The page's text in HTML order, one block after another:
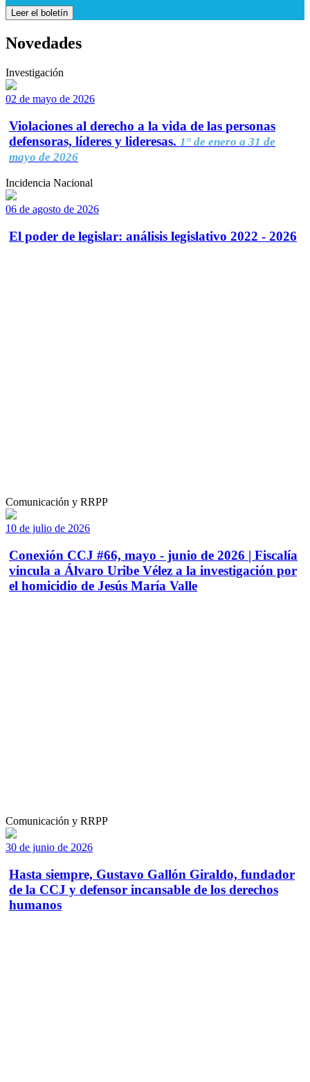
Leer el boletín
Novedades
Investigación
02 de mayo de 2026
Violaciones al derecho a la vida de las personas
defensoras, líderes y lideresas. 1° de enero a 31 de
mayo de 2026
Incidencia Nacional
06 de agosto de 2026
El poder de legislar: análisis legislativo 2022 - 2026
Comunicación y RRPP
10 de julio de 2026
Conexión CCJ #66, mayo - junio de 2026 | Fiscalía
vincula a Álvaro Uribe Vélez a la investigación por
el homicidio de Jesús María Valle
Comunicación y RRPP
30 de junio de 2026
Hasta siempre, Gustavo Gallón Giraldo, fundador
de la CCJ y defensor incansable de los derechos
humanos